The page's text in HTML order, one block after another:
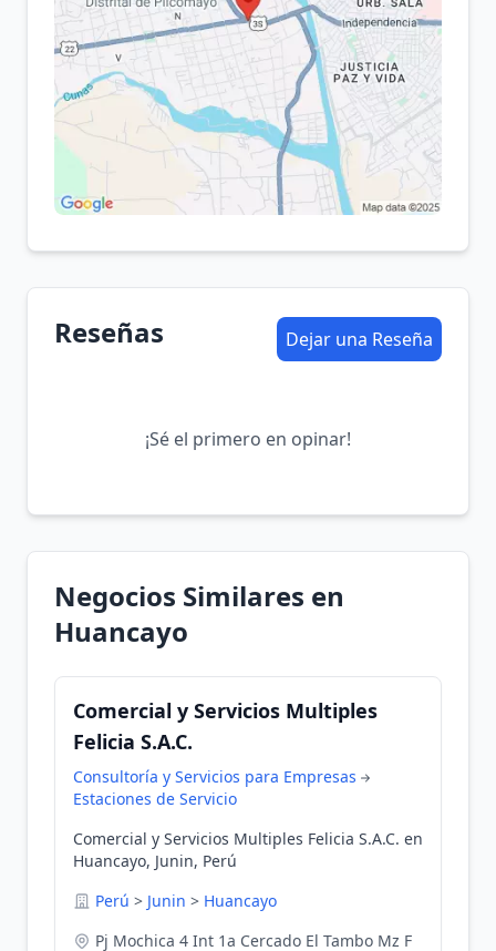
Reseñas Dejar una Reseña
¡Sé el primero en opinar!
Negocios Similares en
Huancayo
Comercial y Servicios Multiples
Felicia S.A.C.
Consultoría y Servicios para Empresas
Estaciones de Servicio
Comercial y Servicios Multiples Felicia S.A.C. en
Huancayo, Junin, Perú
Perú > Junin > Huancayo
Pj Mochica 4 Int 1a Cercado El Tambo Mz F